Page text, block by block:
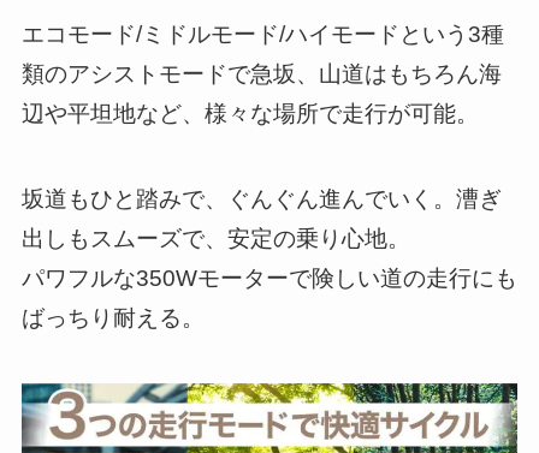
エコモード/ミドルモード/ハイモードという3種
類のアシストモードで急坂、⼭道はもちろん海
辺や平坦地など、様々な場所で⾛⾏が可能。
坂道もひと踏みで、ぐんぐん進んでいく。漕ぎ
出しもスムーズで、安定の乗り⼼地。
パワフルな350Wモーターで険しい道の走行にも
ばっちり耐える。